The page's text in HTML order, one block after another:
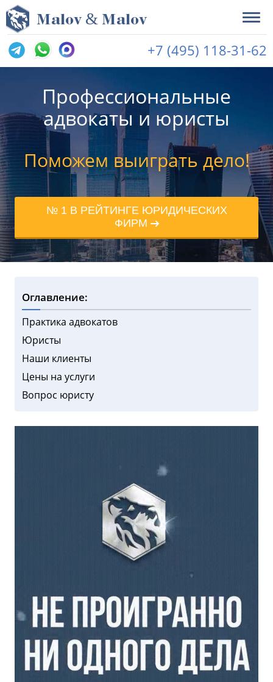
Malov & Malov
+7 (495) 118-31-62
Профессиональные
адвокаты и юристы
Поможем выиграть дело!
№ 1 В РЕЙТИНГЕ ЮРИДИЧЕСКИХ
ФИРМ
Оглавление:
Практика адвокатов
Юристы
Наши клиенты
Цены на услуги
Вопрос юристу